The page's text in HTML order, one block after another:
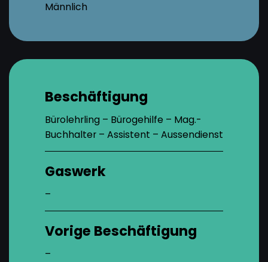
Männlich
Beschäftigung
Bürolehrling – Bürogehilfe – Mag.-
Buchhalter – Assistent – Aussendienst
Gaswerk
–
Vorige Beschäftigung
–